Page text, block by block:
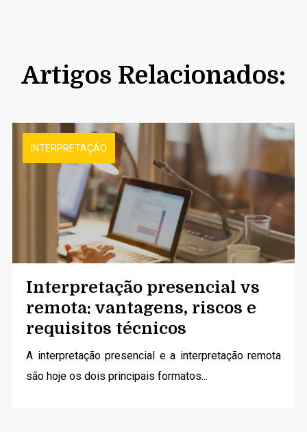
Artigos Relacionados:
INTERPRETAÇÃO
Interpretação presencial vs
remota: vantagens, riscos e
requisitos técnicos
A interpretação presencial e a interpretação remota
são hoje os dois principais formatos...